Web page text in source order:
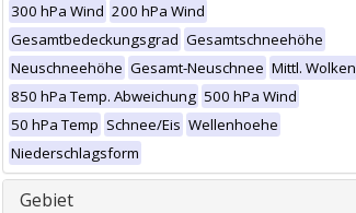
300 hPa Wind 200 hPa Wind
Gesamtbedeckungsgrad Gesamtschneehöhe
Neuschneehöhe Gesamt-Neuschnee Mittl. Wolken
850 hPa Temp. Abweichung 500 hPa Wind
50 hPa Temp Schnee/Eis Wellenhoehe
Niederschlagsform
Gebiet